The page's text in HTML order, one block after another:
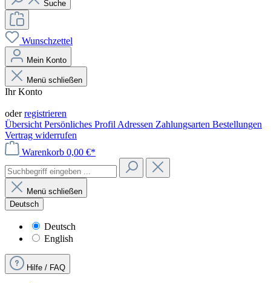
Suche
Wunschzettel
Mein Konto
Menü schließen
Ihr Konto
oderregistrieren
Übersicht Persönliches Profil Adressen Zahlungsarten Bestellungen
Vertrag widerrufen
Warenkorb 0,00 €*
Menü schließen
Deutsch
Deutsch
English
Hilfe / FAQ